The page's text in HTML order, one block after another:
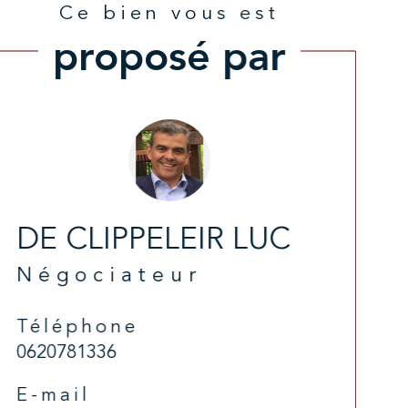
Ce bien vous est
proposé par
DE CLIPPELEIR LUC
Négociateur
Téléphone
0620781336
E-mail